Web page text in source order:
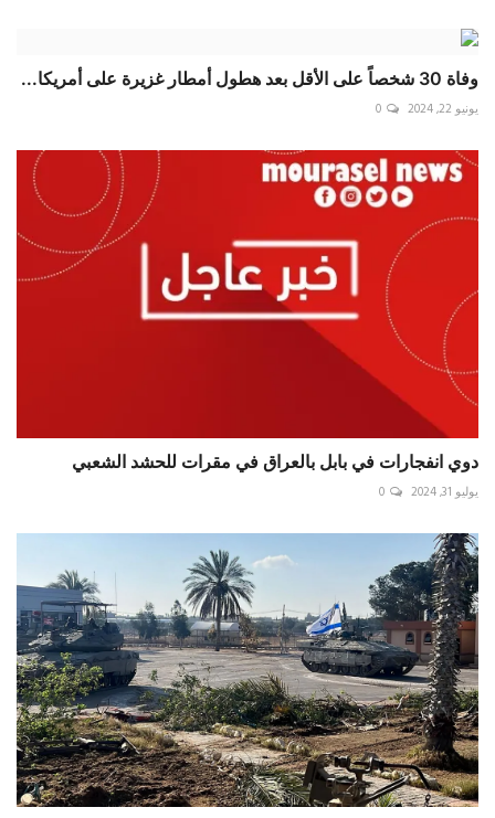
وفاة 30 شخصاً على الأقل بعد هطول أمطار غزيرة على أمريكا...
يونيو 22, 2024 0
دوي انفجارات في بابل بالعراق في مقرات للحشد الشعبي
يوليو 31, 2024 0